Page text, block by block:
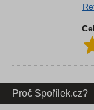
Proč Spořílek.cz?